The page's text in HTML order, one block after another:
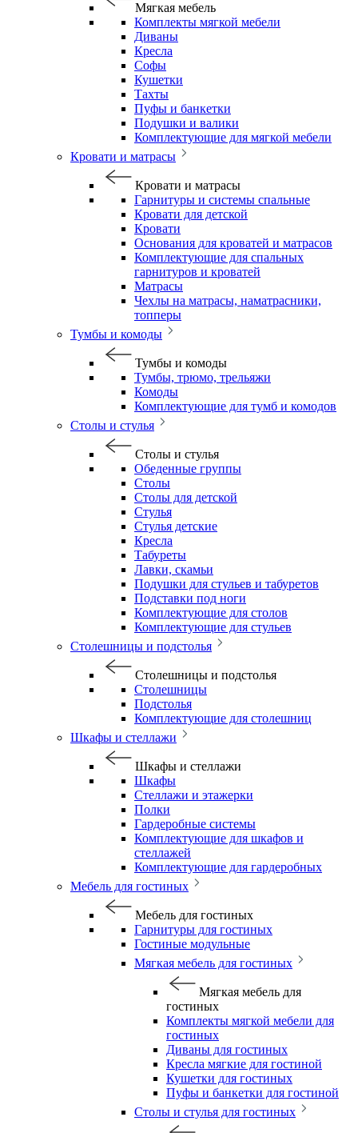
Мягкая мебель
Комплекты мягкой мебели
Диваны
Кресла
Софы
Кушетки
Тахты
Пуфы и банкетки
Подушки и валики
Комплектующие для мягкой мебели
Кровати и матрасы
Кровати и матрасы
Гарнитуры и системы спальные
Кровати для детской
Кровати
Основания для кроватей и матрасов
Комплектующие для спальных
гарнитуров и кроватей
Матрасы
Чехлы на матрасы, наматрасники,
топперы
Тумбы и комоды
Тумбы и комоды
Тумбы, трюмо, трельяжи
Комоды
Комплектующие для тумб и комодов
Столы и стулья
Столы и стулья
Обеденные группы
Столы
Столы для детской
Стулья
Стулья детские
Кресла
Табуреты
Лавки, скамьи
Подушки для стульев и табуретов
Подставки под ноги
Комплектующие для столов
Комплектующие для стульев
Столешницы и подстолья
Столешницы и подстолья
Столешницы
Подстолья
Комплектующие для столешниц
Шкафы и стеллажи
Шкафы и стеллажи
Шкафы
Стеллажи и этажерки
Полки
Гардеробные системы
Комплектующие для шкафов и
стеллажей
Комплектующие для гардеробных
Мебель для гостиных
Мебель для гостиных
Гарнитуры для гостиных
Гостиные модульные
Мягкая мебель для гостиных
Мягкая мебель для
гостиных
Комплекты мягкой мебели для
гостиных
Диваны для гостиных
Кресла мягкие для гостиной
Кушетки для гостиных
Пуфы и банкетки для гостиной
Столы и стулья для гостиных